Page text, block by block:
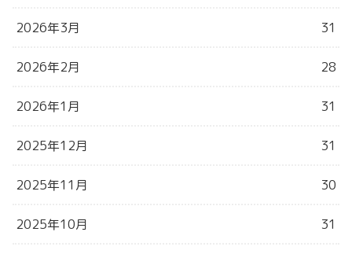
2026年3月 31
2026年2月 28
2026年1月 31
2025年12月 31
2025年11月 30
2025年10月 31